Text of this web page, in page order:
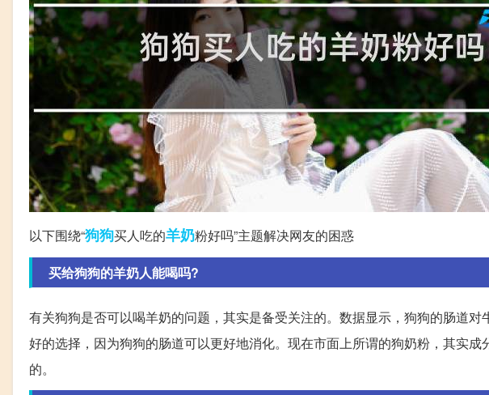
以下围绕“狗狗买人吃的羊奶粉好吗”主题解决网友的困惑
买给狗狗的羊奶人能喝吗?
有关狗狗是否可以喝羊奶的问题，其实是备受关注的。数据显示，狗狗的肠道
好的选择，因为狗狗的肠道可以更好地消化。现在市面上所谓的狗奶粉，其实
的。